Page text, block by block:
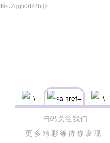
uZggh0rR2htQ
扫码关注我们
更多精彩等待你发现